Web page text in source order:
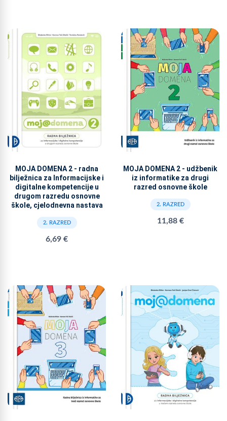
MOJA DOMENA 2 - radna
bilježnica za Informacijske i
digitalne kompetencije u
drugom razredu osnovne
škole, cjelodnevna nastava
2. RAZRED
6,69 €
MOJA DOMENA 2 - udžbenik
iz informatike za drugi
razred osnovne škole
2. RAZRED
11,88 €